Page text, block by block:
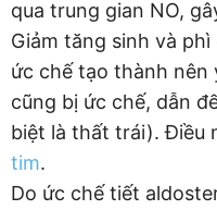
qua trung gian NO,
Giảm tăng sinh và
ức chế tạo thành
cũng bị ức chế, dẫn
biệt là thất trái). Điều
tim.
Do ức chế tiết